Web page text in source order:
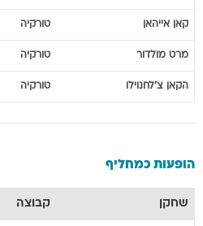
קאן אייהאן טורקיה
מרט מולדור טורקיה
הקאן צ'לחנוילו טורקיה
הופעות כמחליף
שחקן קבוצה